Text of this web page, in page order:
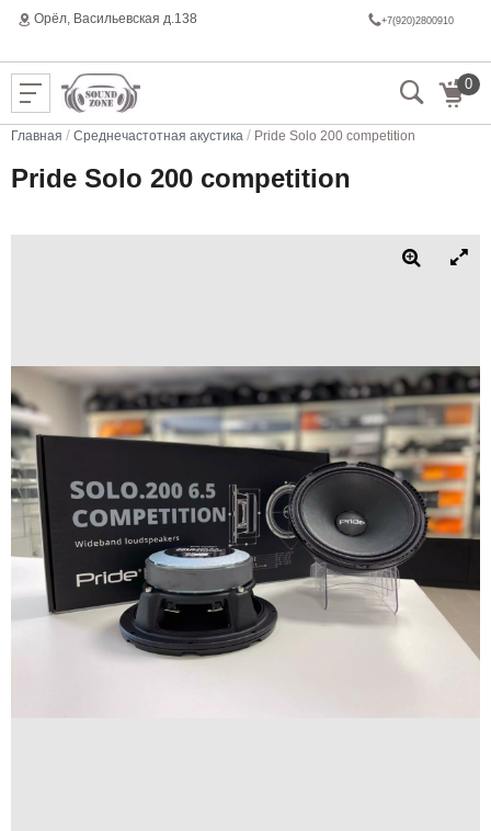
Орёл, Васильeвская д.138 +7(920)2800910
0
Главная / Среднечастотная акустика / Pride Solo 200 competition
Pride Solo 200 competition